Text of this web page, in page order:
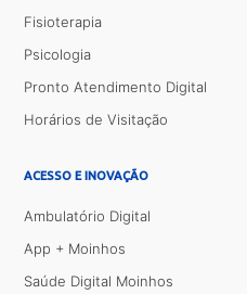
Fisioterapia
Psicologia
Pronto Atendimento Digital
Horários de Visitação
ACESSO E INOVAÇÃO
Ambulatório Digital
App + Moinhos
Saúde Digital Moinhos